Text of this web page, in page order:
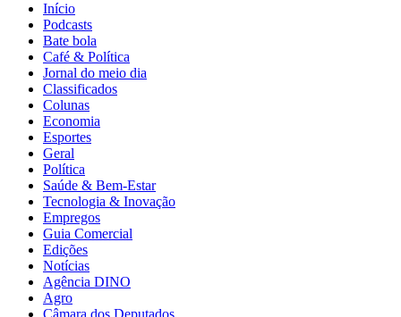
Início
Podcasts
Bate bola
Café & Política
Jornal do meio dia
Classificados
Colunas
Economia
Esportes
Geral
Política
Saúde & Bem-Estar
Tecnologia & Inovação
Empregos
Guia Comercial
Edições
Notícias
Agência DINO
Agro